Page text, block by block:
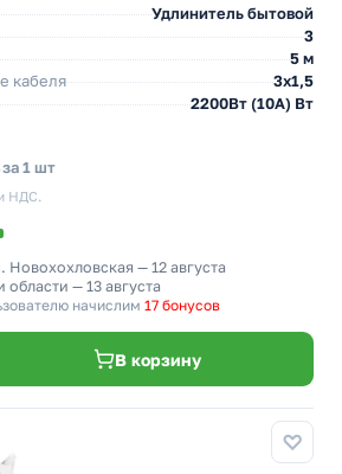
Удлинитель бытовой
3
5 м
кабеля
3х1,5
2200Вт (10А) Вт
за 1 шт
НДС.
Новохохловская — 12 августа
— 13 августа
начислим 17 бонусов
В корзину